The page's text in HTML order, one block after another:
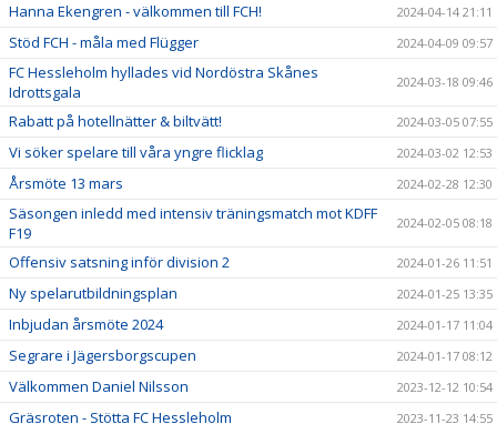
Hanna Ekengren - välkommen till FCH! 2024-04-14 21:11
Stöd FCH - måla med Flügger 2024-04-09 09:57
FC Hessleholm hyllades vid Nordöstra Skånes
Idrottsgala
2024-03-18 09:46
Rabatt på hotellnätter & biltvätt! 2024-03-05 07:55
Vi söker spelare till våra yngre flicklag 2024-03-02 12:53
Årsmöte 13 mars 2024-02-28 12:30
Säsongen inledd med intensiv träningsmatch mot KDFF
F19
2024-02-05 08:18
Offensiv satsning inför division 2 2024-01-26 11:51
Ny spelarutbildningsplan 2024-01-25 13:35
Inbjudan årsmöte 2024 2024-01-17 11:04
Segrare i Jägersborgscupen 2024-01-17 08:12
Välkommen Daniel Nilsson 2023-12-12 10:54
Gräsroten - Stötta FC Hessleholm 2023-11-23 14:55